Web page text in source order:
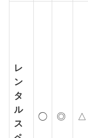
レ
ン
タ
ル
ス
◯ ◎ △